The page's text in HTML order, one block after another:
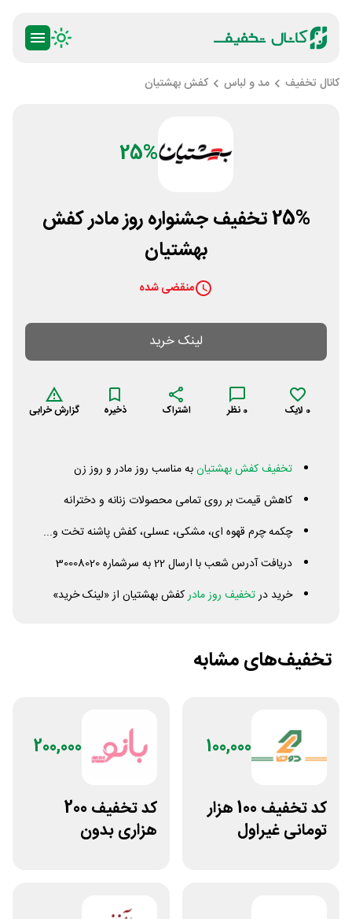
کانال تخفیف مد و لباس کفش بهشتیان
25%
25% تخفیف جشنواره روز مادر کفش
بهشتیان
منقضی شده
لینک خرید
0 لایک 0 نظر اشتراک ذخیره گزارش خرابی
تخفیف کفش بهشتیانبه مناسب روز مادر و روز زن
کاهش قیمت بر روی تمامی محصولات زنانه و دخترانه
چکمه چرم قهوه ای، مشکی، عسلی، کفش پاشنه تخت و...
دریافت آدرس شعب با ارسال 22 به سرشماره 30008020
خرید درتخفیف روز مادرکفش بهشتیان از «لینک خرید»
تخفیف‌های مشابه
100,000
کد تخفیف 100 هزار
تومانی غیراول
200,000
کد تخفیف 200
هزاری بدون